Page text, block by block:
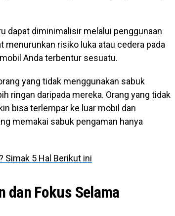
dapat diminimalisir melalui penggunaan
menurunkan risiko luka atau cedera pada
Anda terbentur sesuatu.
yang tidak menggunakan sabuk
ringan daripada mereka. Orang yang tidak
bisa terlempar ke luar mobil dan
memakai sabuk pengaman hanya
Simak 5 Hal Berikut ini
dan Fokus Selama